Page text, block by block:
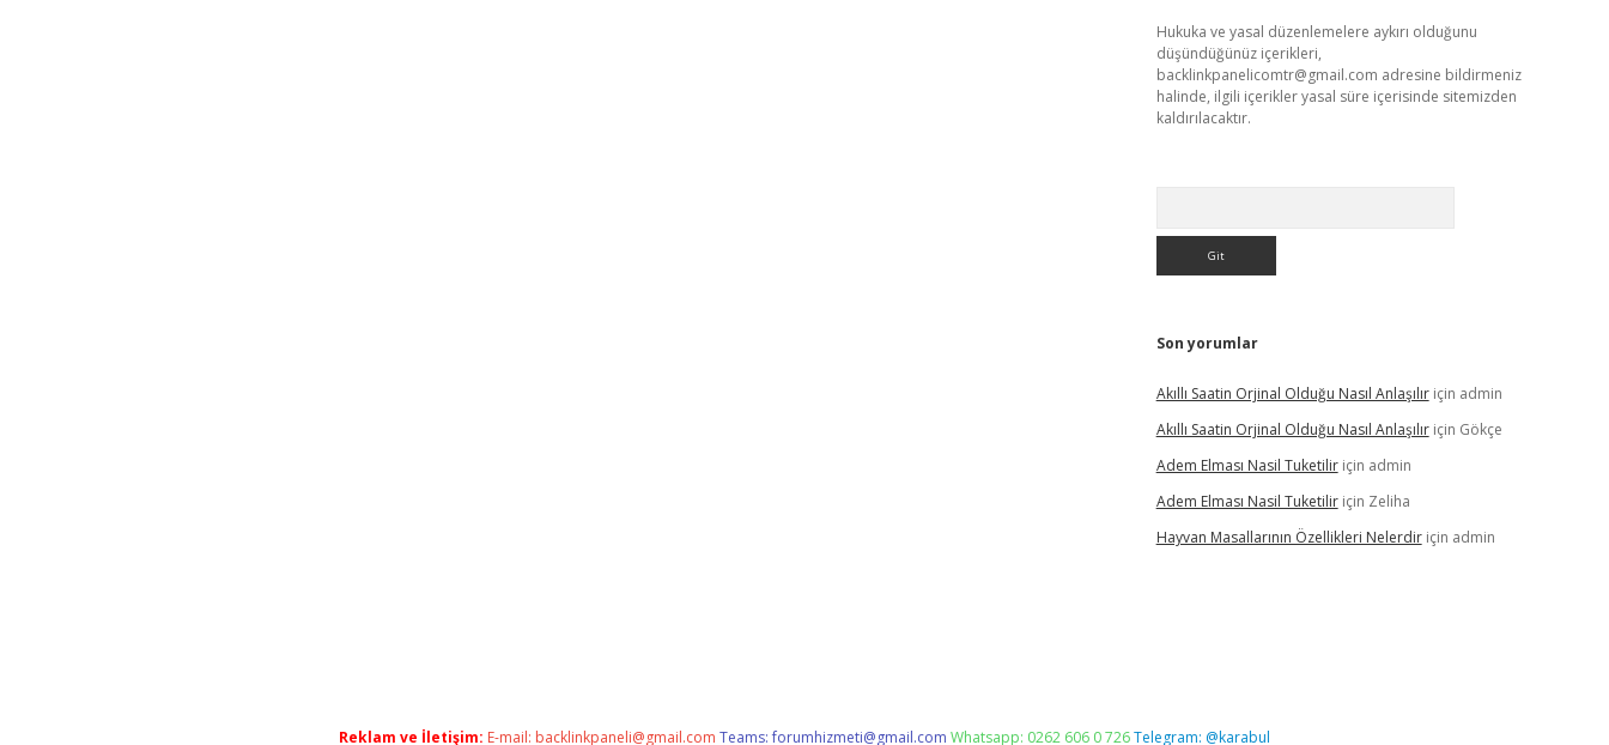
Hukuka ve yasal düzenlemelere aykırı olduğunu
düşündüğünüz içerikleri,
backlinkpanelicomtr@gmail.com adresine bildirmeniz
halinde, ilgili içerikler yasal süre içerisinde sitemizden
kaldırılacaktır.
Son yorumlar
Akıllı Saatin Orjinal Olduğu Nasıl Anlaşılıriçin admin
Akıllı Saatin Orjinal Olduğu Nasıl Anlaşılıriçin Gökçe
Adem Elması Nasil Tuketiliriçin admin
Adem Elması Nasil Tuketiliriçin Zeliha
Hayvan Masallarının Özellikleri Nelerdiriçin admin
Reklam ve İletişim: E-mail: backlinkpaneli@gmail.com Teams:forumhizmeti@gmail.com Whatsapp: 0262 606 0 726Telegram: @karabul